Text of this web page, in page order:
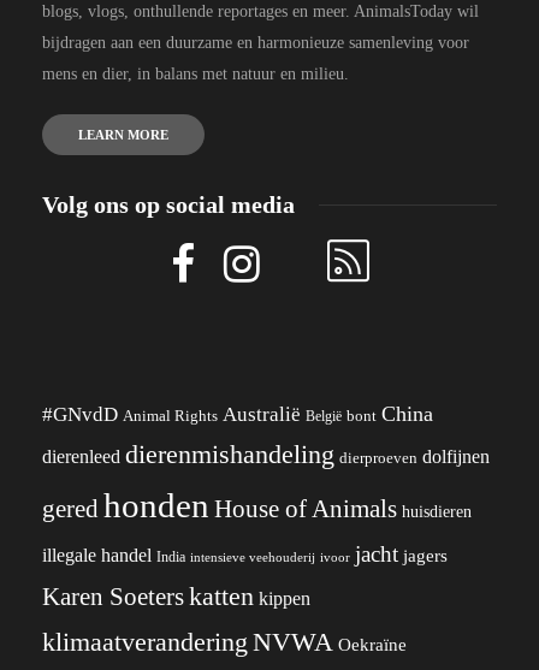
blogs, vlogs, onthullende reportages en meer. AnimalsToday wil
bijdragen aan een duurzame en harmonieuze samenleving voor
mens en dier, in balans met natuur en milieu.
LEARN MORE
Volg ons op social media
#GNvdD Animal Rights Australië België bont China
dierenleed dierenmishandeling dierproeven dolfijnen
gered honden House of Animals huisdieren
illegale handel India intensieve veehouderij ivoor jacht jagers
Karen Soeterskatten kippen
klimaatverandering NVWA Oekraïne